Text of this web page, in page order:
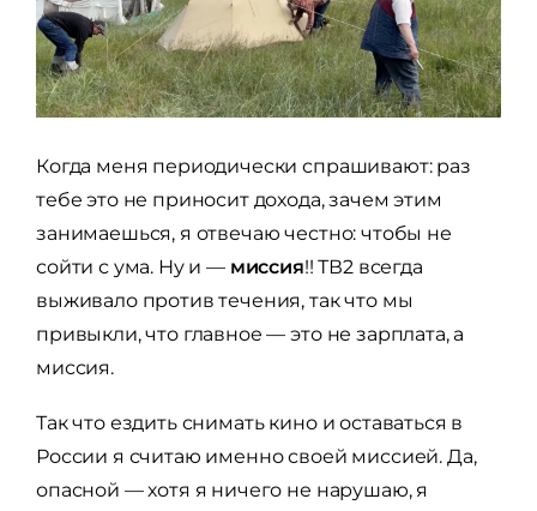
Когда меня периодически спрашивают: раз
тебе это не приносит дохода, зачем этим
занимаешься, я отвечаю честно: чтобы не
сойти с ума. Ну и — миссия!! ТВ2 всегда
выживало против течения, так что мы
привыкли, что главное — это не зарплата, а
миссия.
Так что ездить снимать кино и оставаться в
России я считаю именно своей миссией. Да,
опасной — хотя я ничего не нарушаю, я